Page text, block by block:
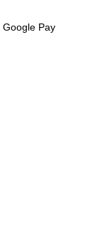
Google Pay